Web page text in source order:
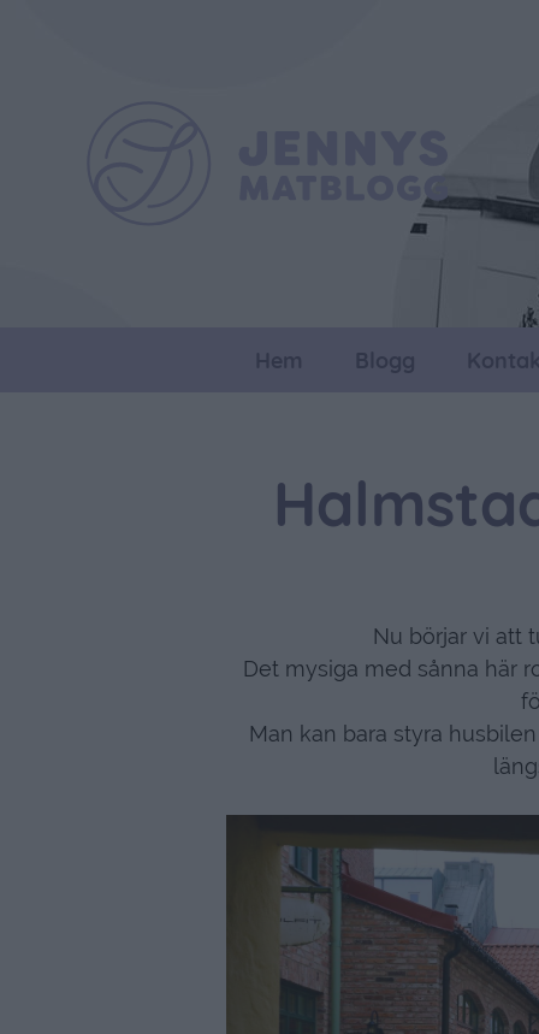
Hem Blogg
Nu börjar vi att
Det mysiga med sånna här
Man kan bara styra